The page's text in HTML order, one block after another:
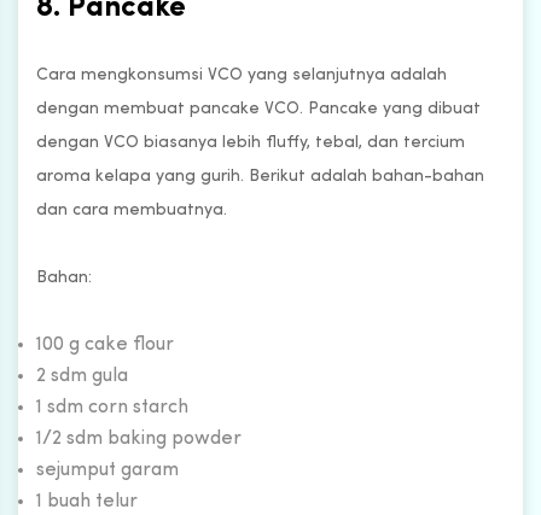
8. Pancake
Cara mengkonsumsi VCO yang selanjutnya adalah
dengan membuat pancake VCO. Pancake yang dibuat
dengan VCO biasanya lebih fluffy, tebal, dan tercium
aroma kelapa yang gurih. Berikut adalah bahan-bahan
dan cara membuatnya.
Bahan:
100 g cake flour
2 sdm gula
1 sdm corn starch
1/2 sdm baking powder
sejumput garam
1 buah telur